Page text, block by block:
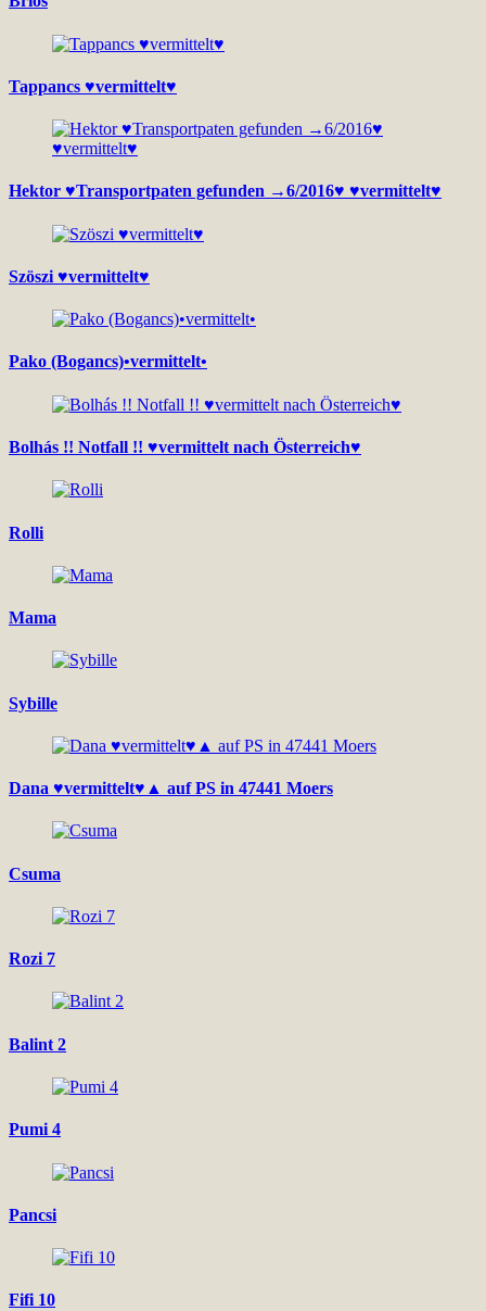
Tappancs ♥vermittelt♥
Hektor ♥Transportpaten gefunden →6/2016♥ ♥vermittelt♥
Szöszi ♥vermittelt♥
Pako (Bogancs)•vermittelt•
Bolhás !! Notfall !! ♥vermittelt nach Österreich♥
Rolli
Mama
Sybille
Dana ♥vermittelt♥▲ auf PS in 47441 Moers
Csuma
Rozi 7
Balint 2
Pumi 4
Pancsi
Fifi 10